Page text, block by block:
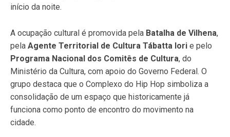
início da noite.
A ocupação cultural é promovida pela Batalha de Vilhena,
pela Agente Territorial de Cultura Tábatta Iori e pelo
Programa Nacional dos Comitês de Cultura, do
Ministério da Cultura, com apoio do Governo Federal. O
grupo destaca que o Complexo do Hip Hop simboliza a
consolidação de um espaço que historicamente já
funciona como ponto de encontro do movimento na
cidade.